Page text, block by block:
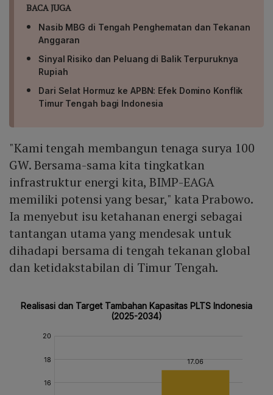
BACA JUGA
Nasib MBG di Tengah Penghematan dan Tekanan
Anggaran
Sinyal Risiko dan Peluang di Balik Terpuruknya
Rupiah
Dari Selat Hormuz ke APBN: Efek Domino Konflik
Timur Tengah bagi Indonesia
"Kami tengah membangun tenaga surya 100
GW. Bersama-sama kita tingkatkan
infrastruktur energi kita, BIMP-EAGA
memiliki potensi yang besar," kata Prabowo.
Ia menyebut isu ketahanan energi sebagai
tantangan utama yang mendesak untuk
dihadapi bersama di tengah tekanan global
dan ketidakstabilan di Timur Tengah.